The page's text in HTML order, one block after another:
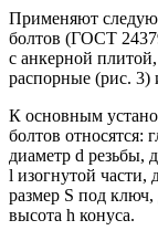
Применяют
болтов (ГОСТ
с анкерной
распорные (рис. 3)
К основным
болтов относятся:
диаметр d резьбы,
l изогнутой части,
размер S под ключ,
высота h конуса.